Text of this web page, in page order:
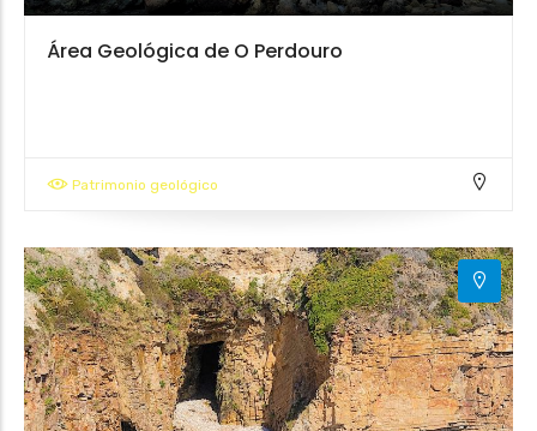
Área Geológica de O Perdouro
Patrimonio geológico